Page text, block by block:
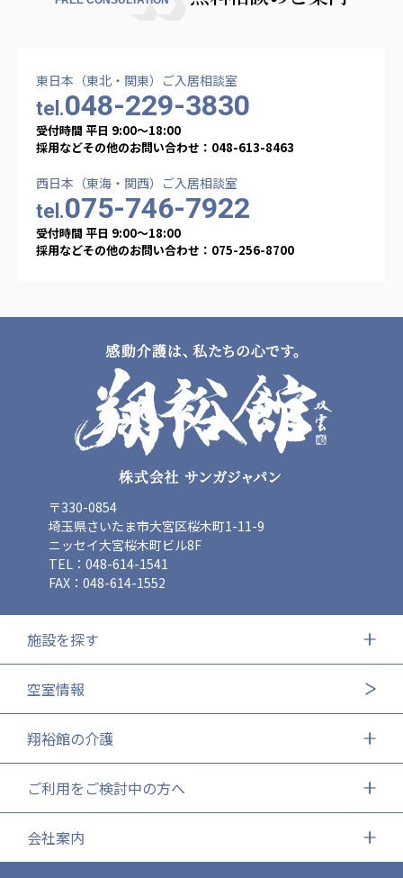
東日本（東北・関東）ご入居相談室
tel.048-229-3830
受付時間 平日 9:00〜18:00
採用などその他のお問い合わせ：048-613-8463
西日本（東海・関西）ご入居相談室
tel.075-746-7922
受付時間 平日 9:00〜18:00
採用などその他のお問い合わせ：075-256-8700
〒330-0854
埼玉県さいたま市大宮区桜木町1-11-9
ニッセイ大宮桜木町ビル8F
TEL：048-614-1541
FAX：048-614-1552
施設を探す
空室情報
翔裕館の介護
ご利用をご検討中の方へ
会社案内